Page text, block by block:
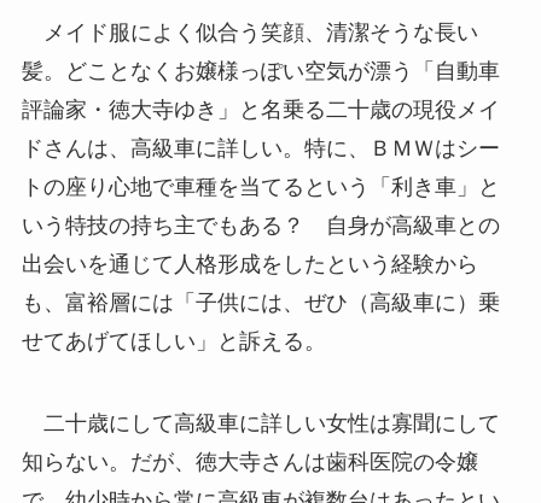
メイド服によく似合う笑顔、清潔そうな長い
髪。どことなくお嬢様っぽい空気が漂う「自動車
評論家・徳大寺ゆき」と名乗る二十歳の現役メイ
ドさんは、高級車に詳しい。特に、ＢＭＷはシー
トの座り心地で車種を当てるという「利き車」と
いう特技の持ち主でもある？ 自身が高級車との
出会いを通じて人格形成をしたという経験から
も、富裕層には「子供には、ぜひ（高級車に）乗
せてあげてほしい」と訴える。
二十歳にして高級車に詳しい女性は寡聞にして
知らない。だが、徳大寺さんは歯科医院の令嬢